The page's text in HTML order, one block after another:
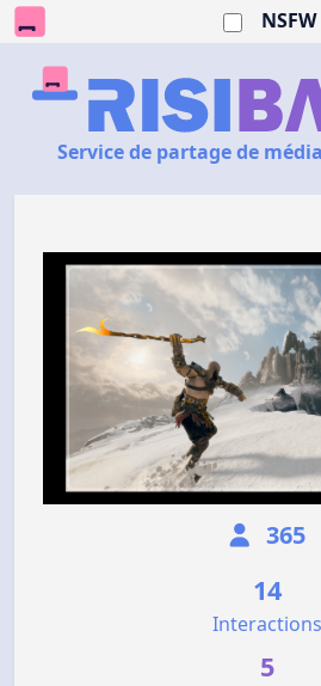
NSFW
Service de partage de
365
14
Interactions
5